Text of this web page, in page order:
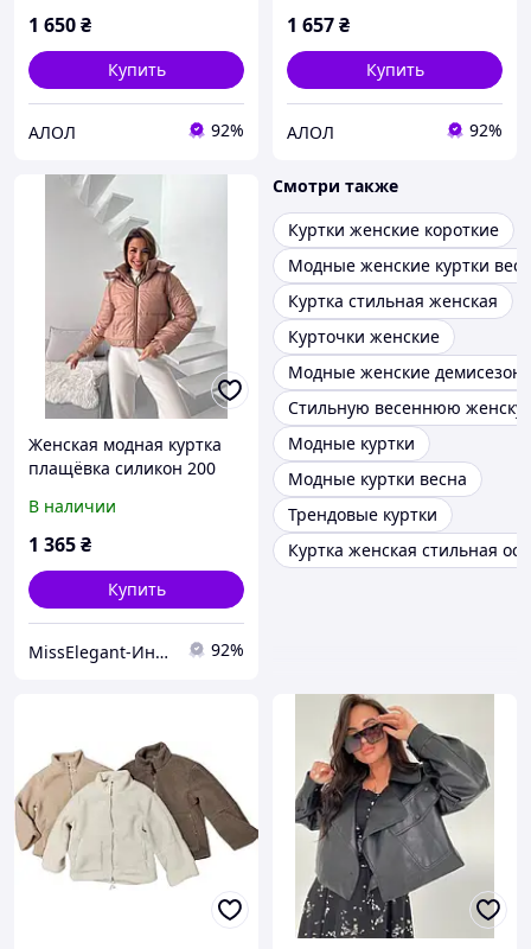
1 650₴
Купить
АЛОЛ 92%
1 657₴
Купить
АЛОЛ 92%
Женская модная куртка
плащёвка силикон 200
В наличии
1 365₴
Купить
MissElegant-Интернет магазин одежды 92%
Смотри также
Куртки женские короткие
Модные женские куртки
Куртка стильная женская
Курточки женские
Модные женские
Стильную весеннюю
Модные куртки
Модные куртки весна
Трендовые куртки
Куртка женская стильная